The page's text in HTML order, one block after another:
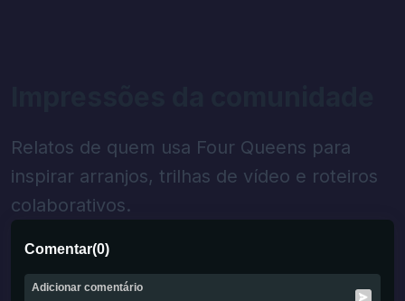
Relatos de quem usa Four Queens para
inspirar arranjos, trilhas de vídeo e roteiros
colaborativos.
Comentar(0)